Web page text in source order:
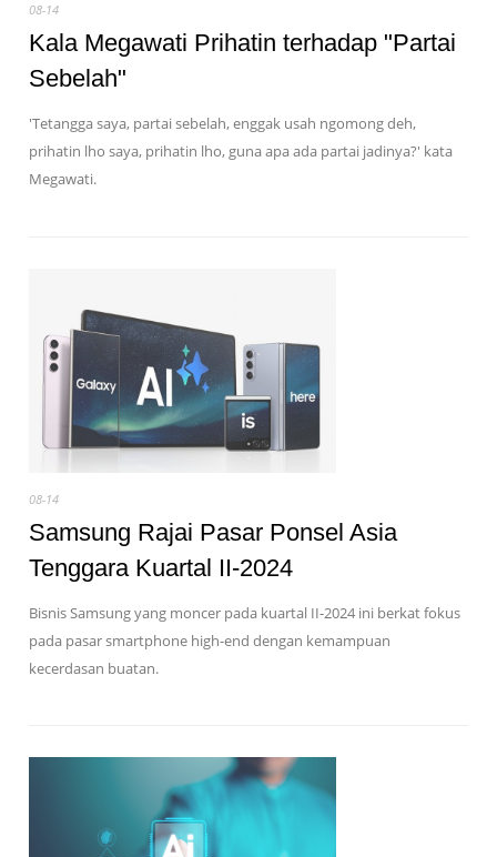
08-14
Kala Megawati Prihatin terhadap "Partai
Sebelah"
'Tetangga saya, partai sebelah, enggak usah ngomong deh,
prihatin lho saya, prihatin lho, guna apa ada partai jadinya?' kata
Megawati.
08-14
Samsung Rajai Pasar Ponsel Asia
Tenggara Kuartal II-2024
Bisnis Samsung yang moncer pada kuartal II-2024 ini berkat fokus
pada pasar smartphone high-end dengan kemampuan
kecerdasan buatan.